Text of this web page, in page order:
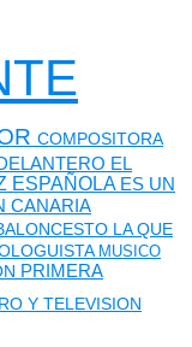
COMPOSITORA
EL
ESPAÑOLA ES UN
CANARIA
LA QUE
MUSICO
PRIMERA
Y TELEVISION